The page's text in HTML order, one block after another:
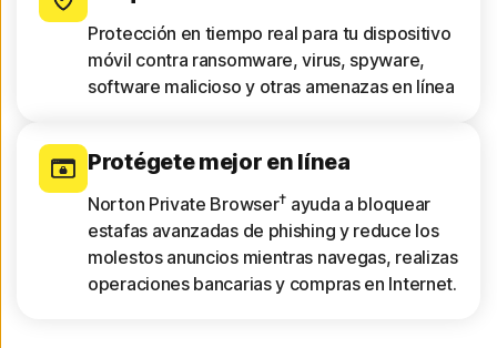
Protección en tiempo real para tu dispositivo
móvil contra ransomware, virus, spyware,
software malicioso y otras amenazas en línea
Protégete mejor en línea
Norton Private Browser† ayuda a bloquear
estafas avanzadas de phishing y reduce los
molestos anuncios mientras navegas, realizas
operaciones bancarias y compras en Internet.